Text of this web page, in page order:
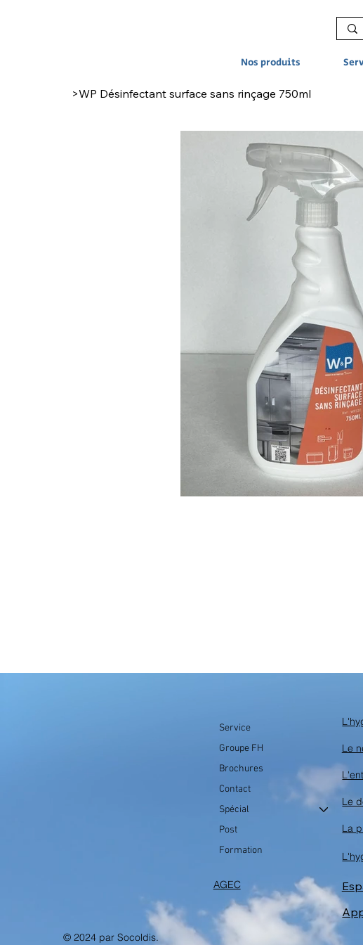
Nos produits
>WP Désinfectant surface sans rinçage 750ml
Service
Groupe FH
Brochures
Contact
Spécial
Post
Formation
AGEC
Le
Le
La
© 2024 par Socoldis.